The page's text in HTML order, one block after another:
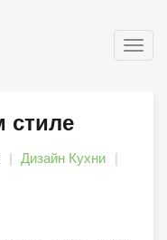
стиле
Дизайн Кухни